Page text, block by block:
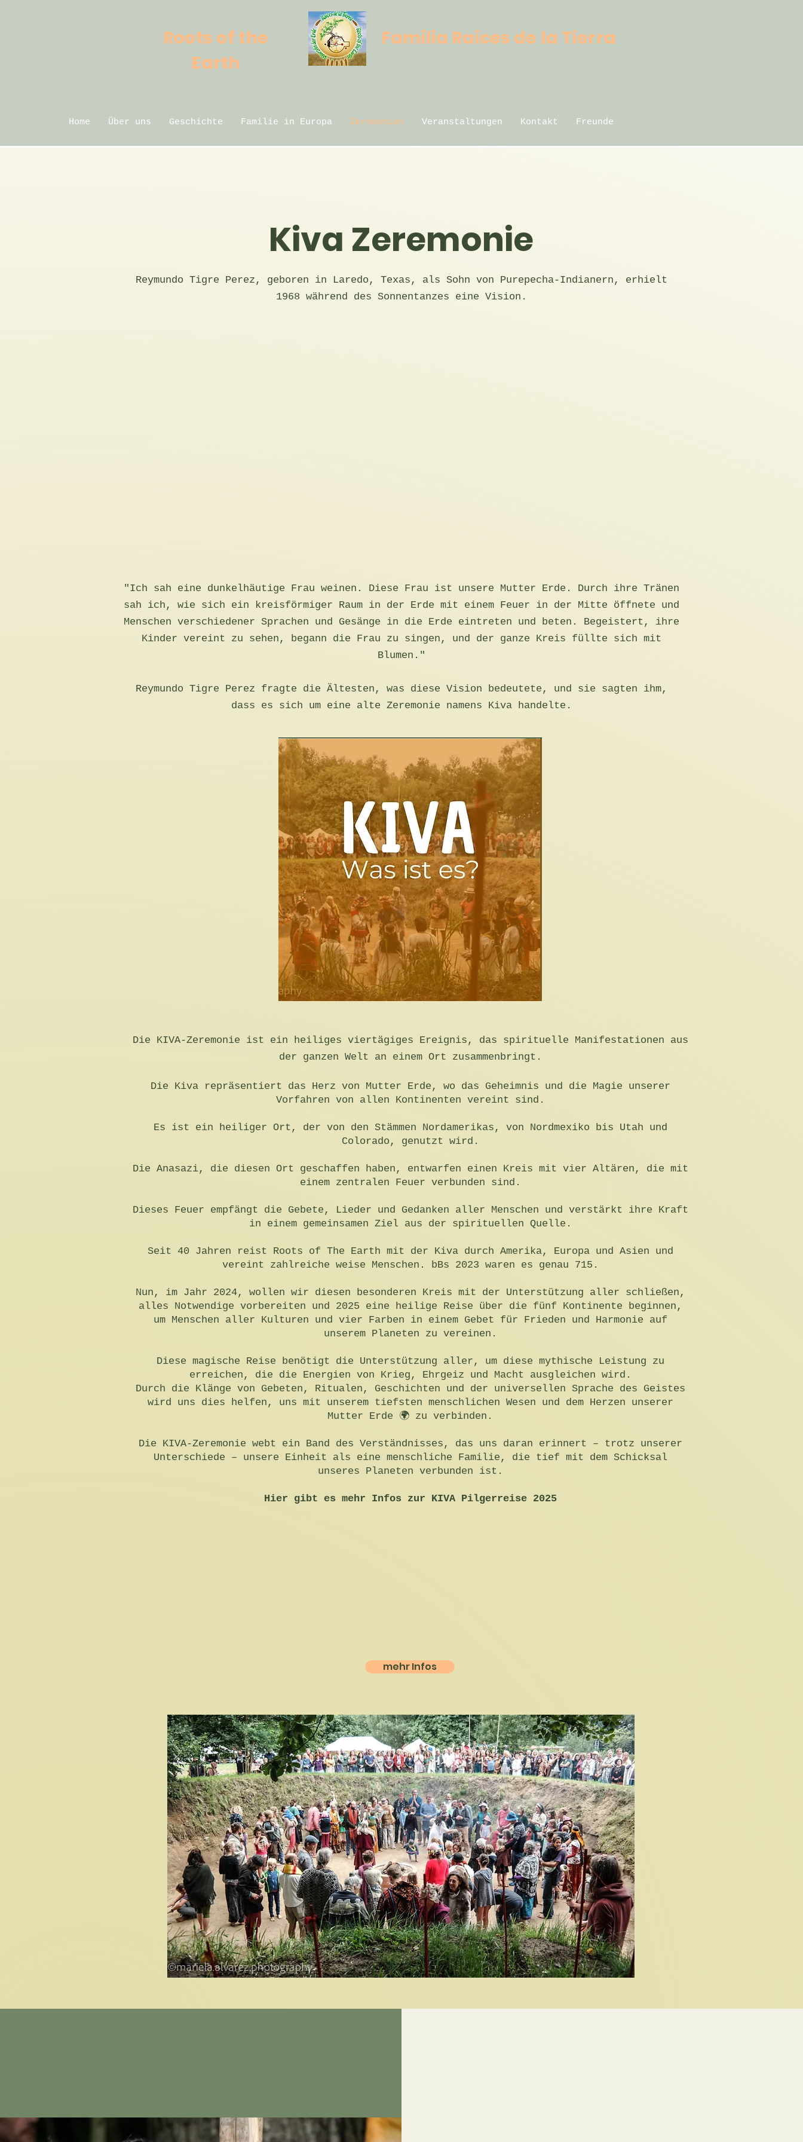
Roots of the
Earth
Familia Raices de la Tierra
Home Über uns Geschichte Familie in Europa Zeremonien Veranstaltungen Kontakt Freunde
Kiva Zeremonie
Reymundo Tigre Perez, geboren in Laredo, Texas, als Sohn von Purepecha-Indianern, erhielt
1968 während des Sonnentanzes eine Vision.
"Ich sah eine dunkelhäutige Frau weinen. Diese Frau ist unsere Mutter Erde. Durch ihre Tränen
sah ich, wie sich ein kreisförmiger Raum in der Erde mit einem Feuer in der Mitte öffnete und
Menschen verschiedener Sprachen und Gesänge in die Erde eintreten und beten. Begeistert, ihre
Kinder vereint zu sehen, begann die Frau zu singen, und der ganze Kreis füllte sich mit
Blumen."
Reymundo Tigre Perez fragte die Ältesten, was diese Vision bedeutete, und sie sagten ihm,
dass es sich um eine alte Zeremonie namens Kiva handelte.
Die KIVA-Zeremonie ist ein heiliges viertägiges Ereignis, das spirituelle Manifestationen aus
der ganzen Welt an einem Ort zusammenbringt.
Die Kiva repräsentiert das Herz von Mutter Erde, wo das Geheimnis und die Magie unserer
Vorfahren von allen Kontinenten vereint sind.
Es ist ein heiliger Ort, der von den Stämmen Nordamerikas, von Nordmexiko bis Utah und
Colorado, genutzt wird.
Die Anasazi, die diesen Ort geschaffen haben, entwarfen einen Kreis mit vier Altären, die mit
einem zentralen Feuer verbunden sind.
Dieses Feuer empfängt die Gebete, Lieder und Gedanken aller Menschen und verstärkt ihre Kraft
in einem gemeinsamen Ziel aus der spirituellen Quelle.
Seit 40 Jahren reist Roots of The Earth mit der Kiva durch Amerika, Europa und Asien und
vereint zahlreiche weise Menschen. bBs 2023 waren es genau 715.
Nun, im Jahr 2024, wollen wir diesen besonderen Kreis mit der Unterstützung aller schließen,
alles Notwendige vorbereiten und 2025 eine heilige Reise über die fünf Kontinente beginnen,
um Menschen aller Kulturen und vier Farben in einem Gebet für Frieden und Harmonie auf
unserem Planeten zu vereinen.
Diese magische Reise benötigt die Unterstützung aller, um diese mythische Leistung zu
erreichen, die die Energien von Krieg, Ehrgeiz und Macht ausgleichen wird.
Durch die Klänge von Gebeten, Ritualen, Geschichten und der universellen Sprache des Geistes
wird uns dies helfen, uns mit unserem tiefsten menschlichen Wesen und dem Herzen unserer
Mutter Erde 🌍 zu verbinden.
Die KIVA-Zeremonie webt ein Band des Verständnisses, das uns daran erinnert – trotz unserer
Unterschiede – unsere Einheit als eine menschliche Familie, die tief mit dem Schicksal
unseres Planeten verbunden ist.
Hier gibt es mehr Infos zur KIVA Pilgerreise 2025
mehr Infos